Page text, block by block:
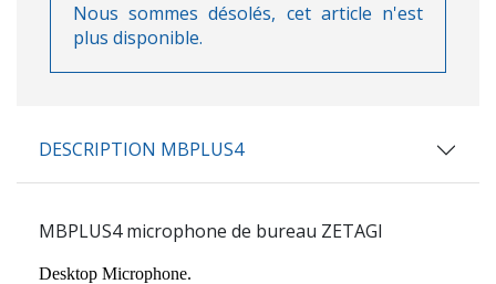
Nous sommes désolés, cet article n'est
plus disponible.
DESCRIPTION MBPLUS4
MBPLUS4microphone de bureau ZETAGI
Desktop Microphone.